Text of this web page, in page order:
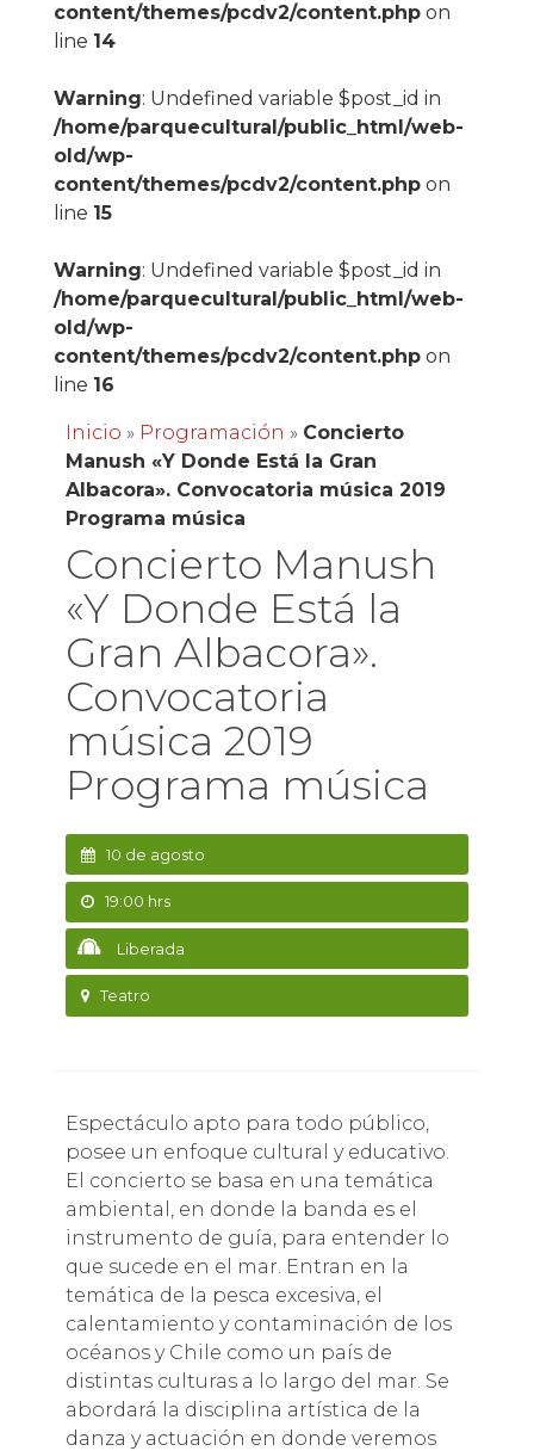
content/themes/pcdv2/content.phpon
line 14
Warning: Undefined variable $post_id in
/home/parquecultural/public_html/web-
old/wp-
content/themes/pcdv2/content.phpon
line 15
Warning: Undefined variable $post_id in
/home/parquecultural/public_html/web-
old/wp-
content/themes/pcdv2/content.phpon
line 16
Inicio » Programación » Concierto
Manush «Y Donde Está la Gran
Albacora». Convocatoria música 2019
Programa música
Concierto Manush
«Y Donde Está la
Gran Albacora».
Convocatoria
música 2019
Programa música
10 de agosto
19:00 hrs
Liberada
Teatro
Espectáculo apto para todo público,
posee un enfoque cultural y educativo.
El concierto se basa en una temática
ambiental, en donde la banda es el
instrumento de guía, para entender lo
que sucede en el mar. Entran en la
temática de la pesca excesiva, el
calentamiento y contaminación de los
océanos y Chile como un país de
distintas culturas a lo largo del mar. Se
abordará la disciplina artística de la
danza y actuación en donde veremos